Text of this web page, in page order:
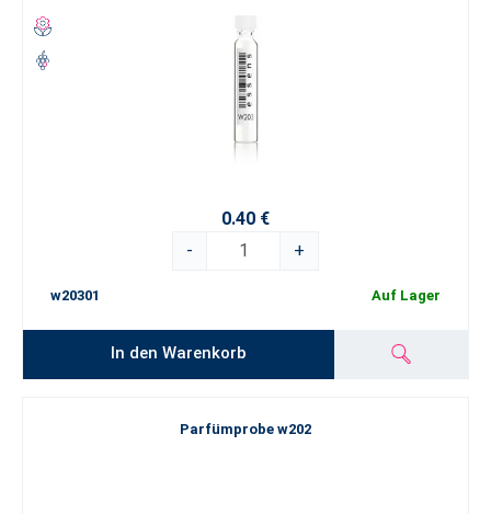
0.40 €
-
+
w20301 Auf Lager
In den Warenkorb
Parfümprobe w202